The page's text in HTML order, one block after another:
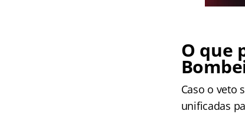
O que
Caso o veto
unificadas